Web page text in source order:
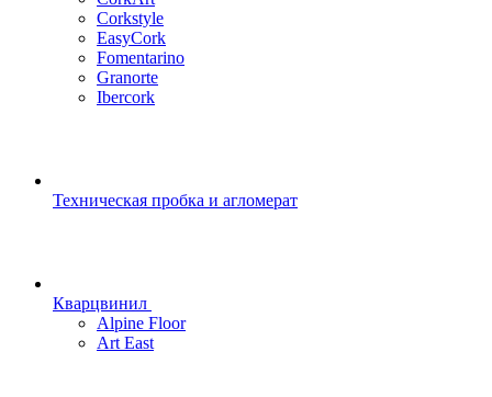
Corkstyle
EasyCork
Fomentarino
Granorte
Ibercork
Техническая пробка и агломерат
Кварцвинил
Alpine Floor
Art East